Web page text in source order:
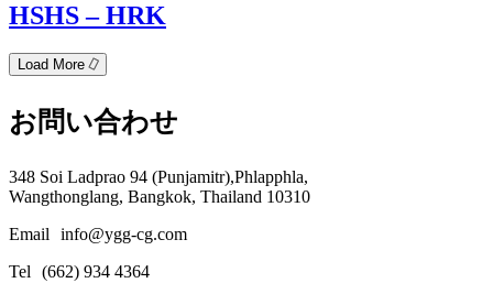
HSHS – HRK
Load More
お問い合わせ
348 Soi Ladprao 94 (Punjamitr),Phlapphla,
Wangthonglang, Bangkok, Thailand 10310
Email
info@ygg-cg.com
Tel
(662) 934 4364